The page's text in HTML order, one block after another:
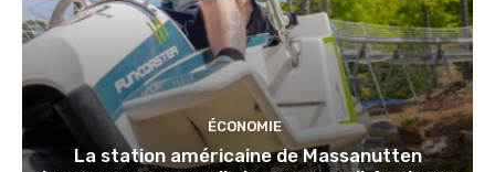
ÉCONOMIE
La station américaine de Massanutten